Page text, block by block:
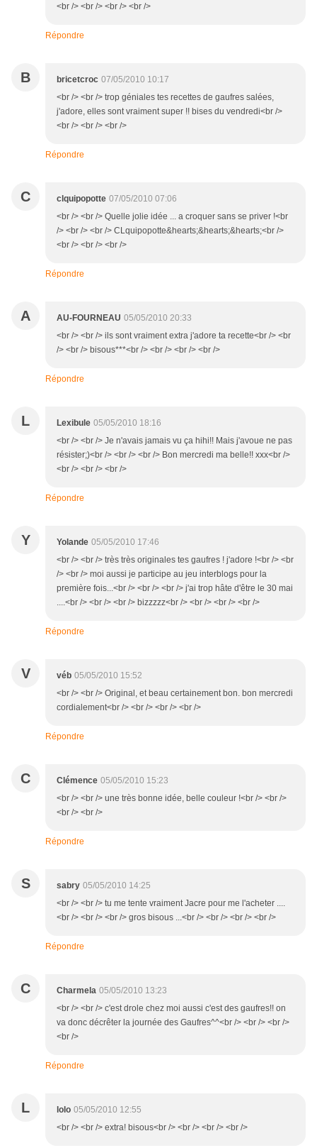
<br /> <br /> <br /> <br />
Répondre
B bricetcroc 07/05/2010 10:17
<br /> <br /> trop géniales tes recettes de gaufres salées,
j'adore, elles sont vraiment super !! bises du vendredi<br />
<br /> <br /> <br />
Répondre
C clquipopotte 07/05/2010 07:06
<br /> <br /> Quelle jolie idée ... a croquer sans se priver !<br
/> <br /> <br /> CLquipopotte&hearts;&hearts;&hearts;<br />
<br /> <br /> <br />
Répondre
A AU-FOURNEAU 05/05/2010 20:33
<br /> <br /> ils sont vraiment extra j'adore ta recette<br /> <br
/> <br /> bisous***<br /> <br /> <br /> <br />
Répondre
L Lexibule 05/05/2010 18:16
<br /> <br /> Je n'avais jamais vu ça hihi!! Mais j'avoue ne pas
résister;)<br /> <br /> <br /> Bon mercredi ma belle!! xxx<br />
<br /> <br /> <br />
Répondre
Y Yolande 05/05/2010 17:46
<br /> <br /> très très originales tes gaufres ! j'adore !<br /> <br
/> <br /> moi aussi je participe au jeu interblogs pour la
première fois...<br /> <br /> <br /> j'ai trop hâte d'être le 30 mai
....<br /> <br /> <br /> bizzzzz<br /> <br /> <br /> <br />
Répondre
V véb 05/05/2010 15:52
<br /> <br /> Original, et beau certainement bon. bon mercredi
cordialement<br /> <br /> <br /> <br />
Répondre
C Clémence 05/05/2010 15:23
<br /> <br /> une très bonne idée, belle couleur !<br /> <br />
<br /> <br />
Répondre
S sabry 05/05/2010 14:25
<br /> <br /> tu me tente vraiment Jacre pour me l'acheter ....
<br /> <br /> <br /> gros bisous ...<br /> <br /> <br /> <br />
Répondre
C Charmela 05/05/2010 13:23
<br /> <br /> c'est drole chez moi aussi c'est des gaufres!! on
va donc décrêter la journée des Gaufres^^<br /> <br /> <br />
<br />
Répondre
L lolo 05/05/2010 12:55
<br /> <br /> extra! bisous<br /> <br /> <br /> <br />